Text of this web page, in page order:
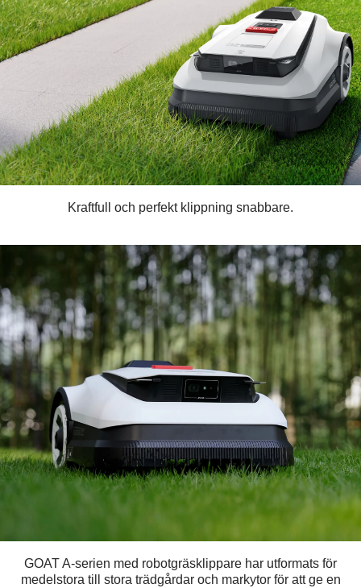
Kraftfull och perfekt klippning snabbare.
GOAT A-serien med robotgräsklippare har utformats för
medelstora till stora trädgårdar och markytor för att ge en